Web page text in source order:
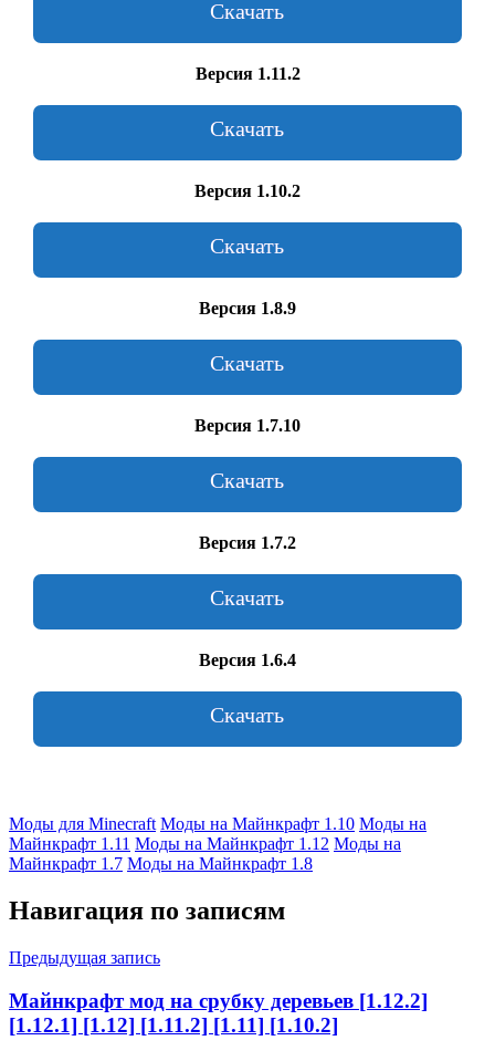
Скачать
Версия 1.11.2
Скачать
Версия 1.10.2
Скачать
Версия 1.8.9
Скачать
Версия 1.7.10
Скачать
Версия 1.7.2
Скачать
Версия 1.6.4
Скачать
Моды для Minecraft Моды на Майнкрафт 1.10 Моды на
Майнкрафт 1.11 Моды на Майнкрафт 1.12 Моды на
Майнкрафт 1.7 Моды на Майнкрафт 1.8
Навигация по записям
Предыдущая запись
Майнкрафт мод на срубку деревьев [1.12.2]
[1.12.1] [1.12] [1.11.2] [1.11] [1.10.2]